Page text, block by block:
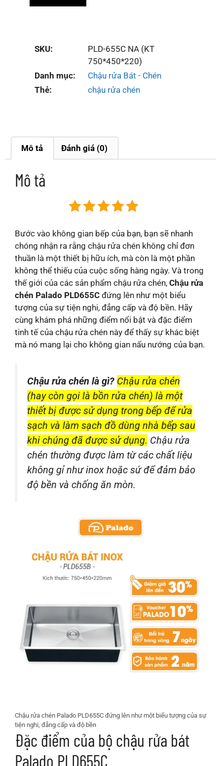
SKU:
PLD-655C NA (KT
750*450*220)
Danh mục:
Chậu rửa Bát - Chén
Thẻ:
chậu rửa chén
Mô tả Đánh giá (0)
Mô tả
Bước vào không gian bếp của bạn, bạn sẽ nhanh
chóng nhận ra rằng chậu rửa chén không chỉ đơn
thuần là một thiết bị hữu ích, mà còn là một phần
không thể thiếu của cuộc sống hàng ngày. Và trong
thế giới của các sản phẩm chậu rửa chén, Chậu rửa
chén Palado PLD655C đứng lên như một biểu
tượng của sự tiện nghi, đẳng cấp và độ bền. Hãy
cùng khám phá những điểm nổi bật và đặc điểm
tinh tế của chậu rửa chén này để thấy sự khác biệt
mà nó mang lại cho không gian nấu nướng của bạn.
Chậu rửa chén là gì? Chậu rửa chén
(hay còn gọi là bồn rửa chén) là một
thiết bị được sử dụng trong bếp để rửa
sạch và làm sạch đồ dùng nhà bếp sau
khi chúng đã được sử dụng. Chậu rửa
chén thường được làm từ các chất liệu
không gỉ như inox hoặc sứ để đảm bảo
độ bền và chống ăn mòn.
Chậu rửa chén Palado PLD655C đứng lên như một biểu tượng của sự
tiện nghi, đẳng cấp và độ bền
Đặc điểm của bộ chậu rửa bát
Palado PLD655C